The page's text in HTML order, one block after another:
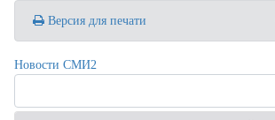
Версия для печати
Новости СМИ2